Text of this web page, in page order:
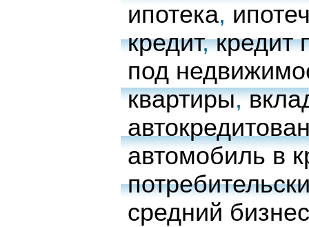
ипотека,
кредит,кредит
под
квартиры,
автомобиль в
средний бизнес